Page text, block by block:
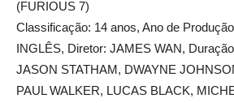
(FURIOUS 7)
Classificação: 14 anos, Ano de
INGLÊS, Diretor: JAMES WAN,
JASON STATHAM, DWAYNE
PAUL WALKER, LUCAS BLACK,